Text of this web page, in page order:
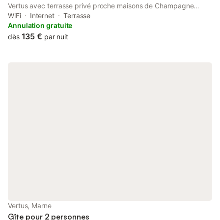
Vertus avec terrasse privé proche maisons de Champagne
Epernay Reims features a terrace. Both free WiFi and parking
on-site are available at the holiday home free of charge.
WiFi Internet
Terrasse
Annulation gratuite
dès 135 € par nuit
Vertus, Marne
Gîte pour 2 personnes